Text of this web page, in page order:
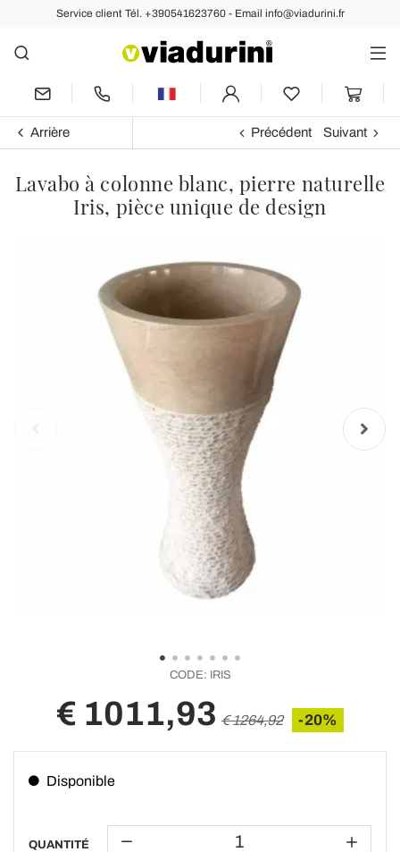
Service client Tél. +390541623760 - Email info@viadurini.fr
Arrière Précédent Suivant
Lavabo à colonne blanc, pierre naturelle
Iris, pièce unique de design
CODE: IRIS
€ 1011,93 € 1264,92 -20%
Disponible
QUANTITÉ